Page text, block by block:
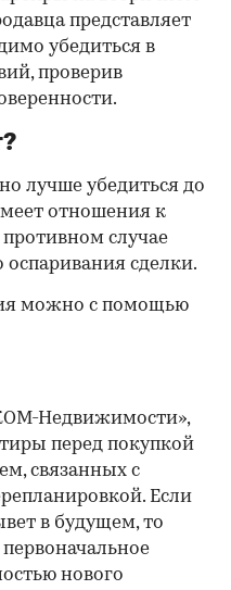
представляет
убедиться в
проверив
лучше убедиться до
отношения к
случае
сделки.
можно с помощью
Недвижимости»,
перед покупкой
связанных с
Если
в будущем, то
нового